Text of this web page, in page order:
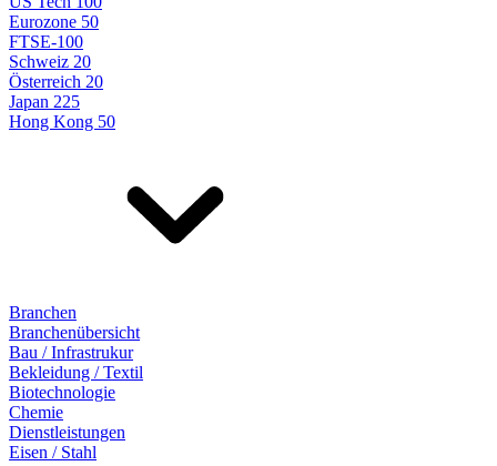
Eurozone 50
FTSE-100
Schweiz 20
Österreich 20
Japan 225
Hong Kong 50
Branchen
Branchenübersicht
Bau / Infrastrukur
Bekleidung / Textil
Biotechnologie
Chemie
Dienstleistungen
Eisen / Stahl